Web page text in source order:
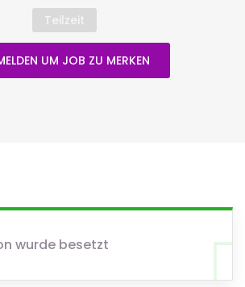
Teilzeit
UM JOB ZU MERKEN
wurde besetzt